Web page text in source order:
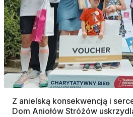
Z anielską konsekwencją i
Dom Aniołów Stróżów